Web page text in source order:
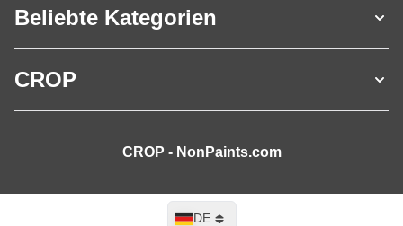
Beliebte Kategorien
CROP
CROP - NonPaints.com
Sprache
DE